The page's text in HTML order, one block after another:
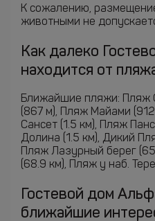
К сожалению,
животными не
Как далеко
находится от
Ближайшие пляжи: Пляж
(867 м), Пляж Майами
Сансет (1.5 км), Пляж
Долина (1.5 км), Дикий
Пляж Лазурный берег
(68.9 км), Пляж у наб.
Гостевой дом
ближайшие